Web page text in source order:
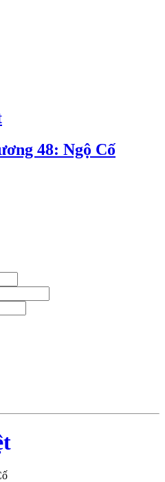
48: Ngộ Cố